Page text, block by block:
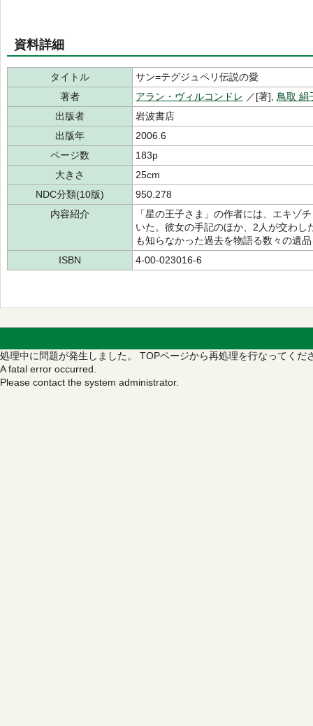
資料詳細
タイトル
サン=テグジュペリ伝説の愛
著者
アラン・ヴィルコンドレ ／[著], 鳥取 絹
出版者
岩波書店
出版年
2006.6
ページ数
183p
大きさ
25cm
NDC分類(10版)
950.278
内容紹介
「星の王子さま」の作者には、エキゾ
いた。彼女の手記のほか、2人が交わ
も知らなかった過去を物語る数々の遺
ISBN
4-00-023016-6
処理中に問題が発生しました。 TOPページから再処理を行なってくだ
A fatal error occurred.
Please contact the system administrator.